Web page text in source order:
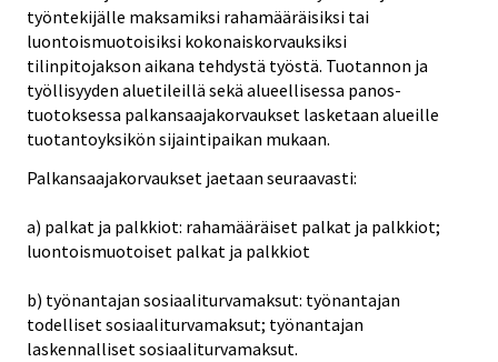
työntekijälle maksamiksi rahamääräisiksi tai
luontoismuotoisiksi kokonaiskorvauksiksi
tilinpitojakson aikana tehdystä työstä. Tuotannon ja
työllisyyden aluetileillä sekä alueellisessa panos-
tuotoksessa palkansaajakorvaukset lasketaan alueille
tuotantoyksikön sijaintipaikan mukaan.
Palkansaajakorvaukset jaetaan seuraavasti:
a) palkat ja palkkiot: rahamääräiset palkat ja palkkiot;
luontoismuotoiset palkat ja palkkiot
b) työnantajan sosiaaliturvamaksut: työnantajan
todelliset sosiaaliturvamaksut; työnantajan
laskennalliset sosiaaliturvamaksut.